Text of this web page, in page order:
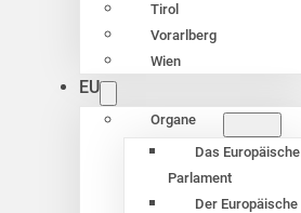
Tirol
Vorarlberg
Wien
EU
Organe
Das Europäische
Parlament
Der Europäische